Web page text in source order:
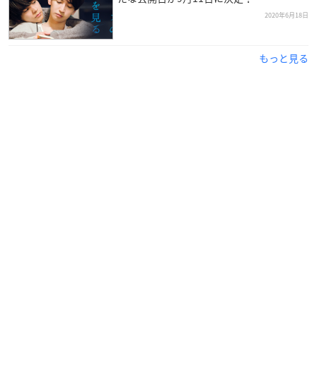
2020年6月18日
もっと見る